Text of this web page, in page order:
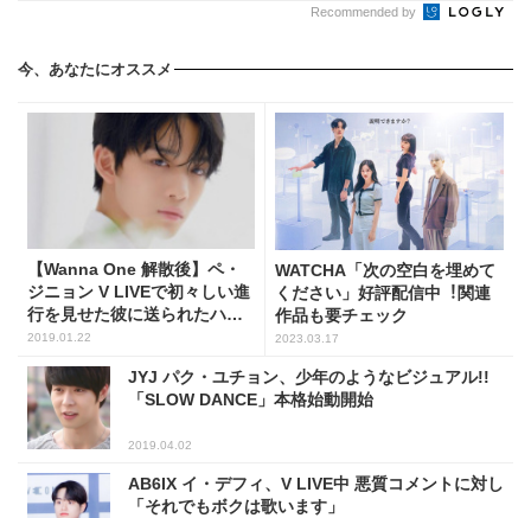
Recommended by
今、あなたにオススメ
【Wanna One 解散後】ペ・
ジニョン V LIVEで初々しい進
行を見せた彼に送られたハー
トの数にびっくり!!
2019.01.22
WATCHA「次の空⽩を埋めて
ください」好評配信中︕関連
作品も要チェック
2023.03.17
JYJ パク・ユチョン、少年のようなビジュアル!!
「SLOW DANCE」本格始動開始
2019.04.02
AB6IX イ・デフィ、V LIVE中 悪質コメントに対し
「それでもボクは歌います」